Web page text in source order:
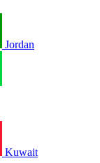
Jordan
Kuwait